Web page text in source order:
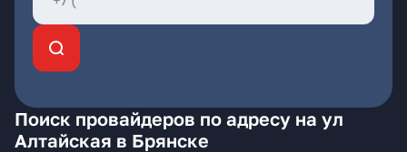
Поиск провайдеров по адресу на ул
Алтайская в Брянске